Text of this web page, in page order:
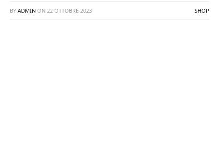
BY ADMIN ON 22 OTTOBRE 2023 SHOP